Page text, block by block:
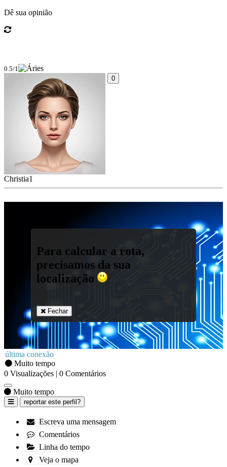
Dê sua opinião
0.5/1
0
Christia1
Para calcular a rota,
precisamos da sua
localização
Fechar
última conexão
Muito tempo
0 Visualizações | 0 Comentários
Muito tempo
reportar este perfil?
Escreva uma mensagem
Comentários
Linha do tempo
Veja o mapa